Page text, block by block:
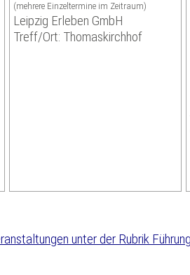
(mehrere Einzeltermine im Zeitraum)
Leipzig Erleben GmbH
Treff/Ort: Thomaskirchhof